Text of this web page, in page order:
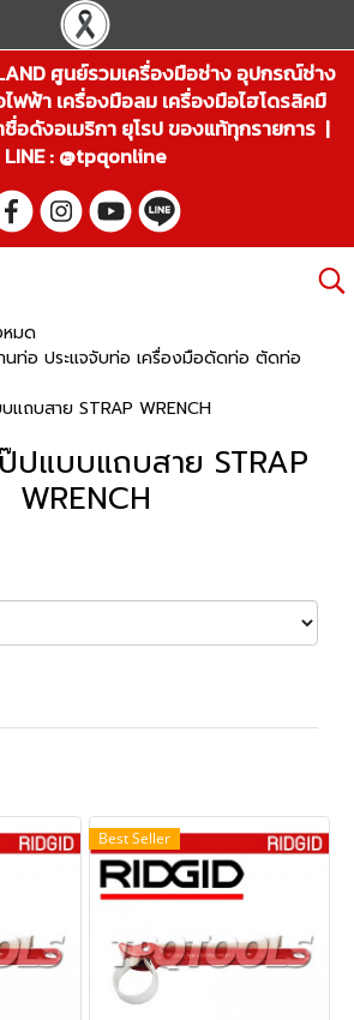
ศูนย์รวมเครื่องมือช่าง อุปกรณ์ช่าง
ฟฟ้า เครื่องมือลม เครื่องมือไฮโดรลิคมื
อดังอเมริกา ยุโรป ของแท้ทุกรายการ |
LINE : @tpqonline
หมด
นท่อ ประแจจับท่อ เครื่องมือดัดท่อ ตัดท่อ
แถบสาย STRAP WRENCH
ปแบบแถบสาย STRAP
WRENCH
Best Seller